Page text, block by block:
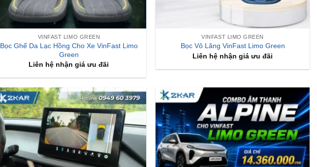
VINFAST LIMO GREEN
Bọc Ghế Da Lạc Hồng Cho Xe VinFast Limo
Green
Liên hệ nhận giá ưu đãi
VINFAST LIMO GREEN
Bọc Vô Lăng VinFast Limo Green
Liên hệ nhận giá ưu đãi